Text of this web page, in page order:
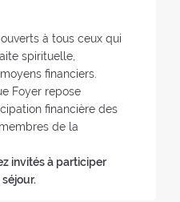
à tous ceux qui
spirituelle,
financiers.
Foyer repose
financière des
de la
invités à participer